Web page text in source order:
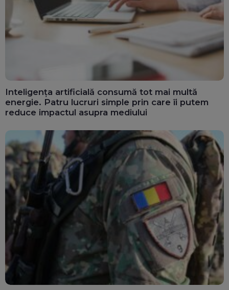
Inteligența artificială consumă tot mai multă
energie. Patru lucruri simple prin care îi putem
reduce impactul asupra mediului